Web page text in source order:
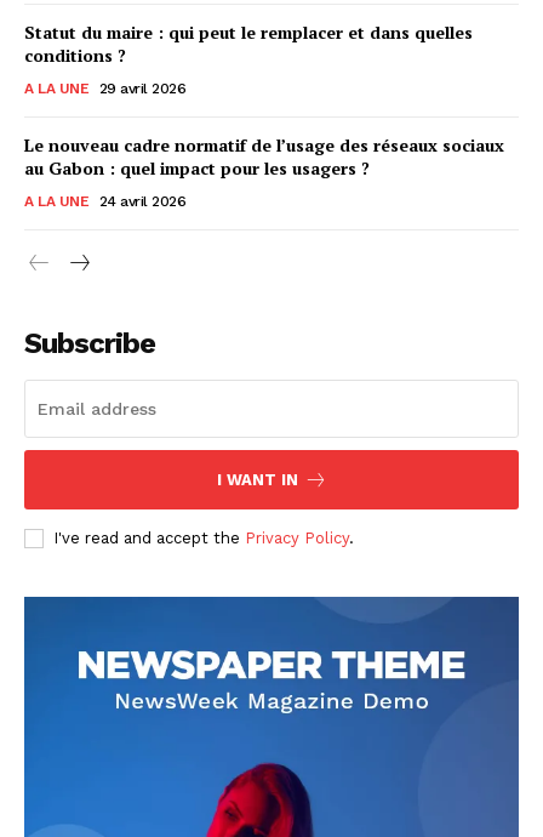
Statut du maire : qui peut le remplacer et dans quelles
conditions ?
A LA UNE 29 avril 2026
Le nouveau cadre normatif de l’usage des réseaux sociaux
au Gabon : quel impact pour les usagers ?
A LA UNE 24 avril 2026
Subscribe
I WANT IN
I've read and accept the Privacy Policy.